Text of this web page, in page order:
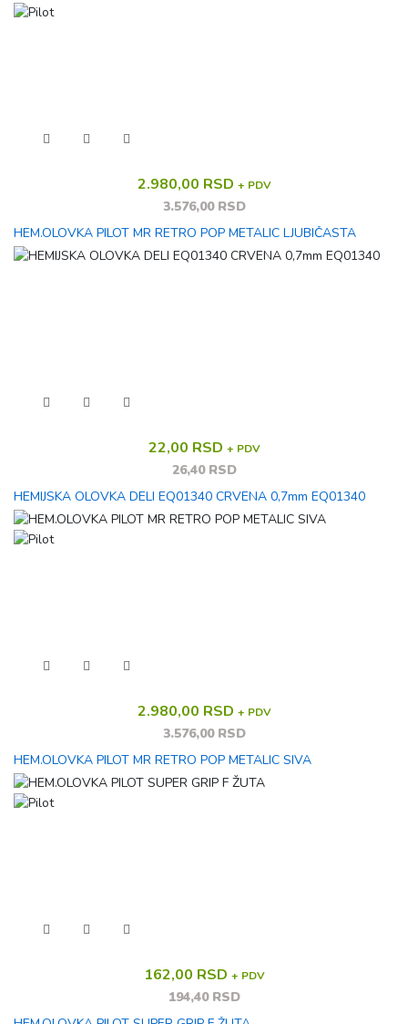
2.980,00 RSD + PDV
3.576,00 RSD
HEM.OLOVKA PILOT MR RETRO POP METALIC LJUBIČASTA
22,00 RSD + PDV
26,40 RSD
HEMIJSKA OLOVKA DELI EQ01340 CRVENA 0,7mm EQ01340
2.980,00 RSD + PDV
3.576,00 RSD
HEM.OLOVKA PILOT MR RETRO POP METALIC SIVA
162,00 RSD + PDV
194,40 RSD